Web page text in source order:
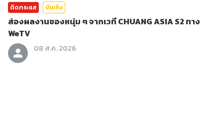
ติดกระแส บันเทิง
ส่องผลงานของหนุ่ม ๆ จากเวที CHUANG ASIA S2 ทาง
WeTV
08 ส.ค. 2026